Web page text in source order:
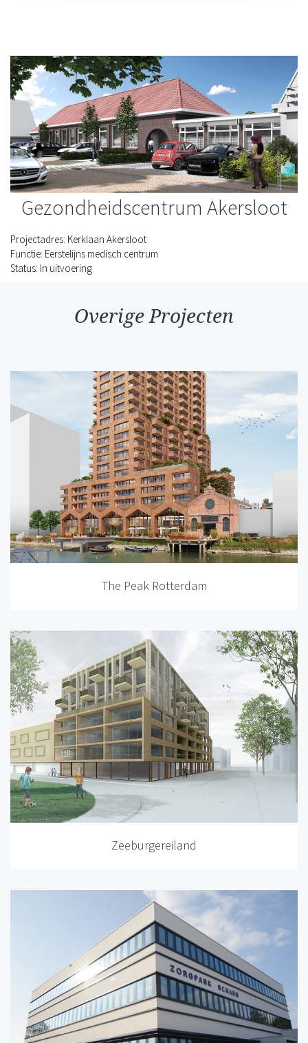
Gezondheidscentrum Akersloot
Projectadres: Kerklaan Akersloot
Functie: Eerstelijns medisch centrum
Status: In uitvoering
Overige Projecten
The Peak Rotterdam
Zeeburgereiland